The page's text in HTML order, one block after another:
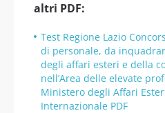
altri PDF:
Test Regione Lazio
di personale, da
degli affari esteri e della
nell’Area delle elevate
Ministero degli Affari
Internazionale PDF